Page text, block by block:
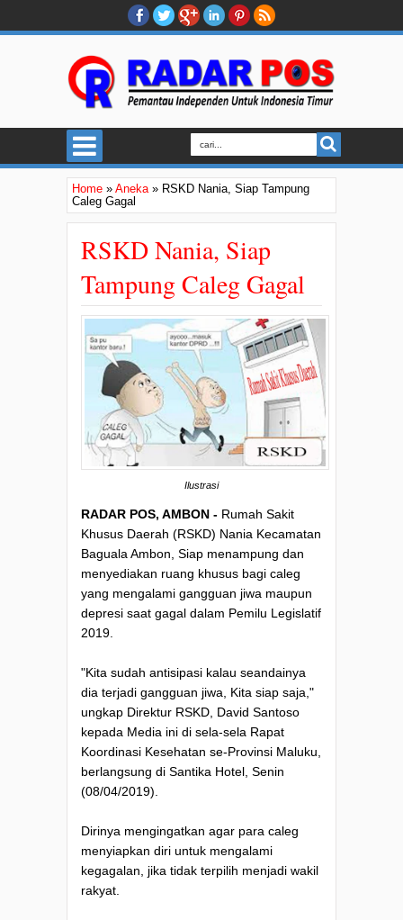
Home » Aneka» RSKD Nania, Siap Tampung
Caleg Gagal
RSKD Nania, Siap
Tampung Caleg Gagal
Ilustrasi
RADAR POS, AMBON - Rumah Sakit
Khusus Daerah (RSKD) Nania Kecamatan
Baguala Ambon, Siap menampung dan
menyediakan ruang khusus bagi caleg
yang mengalami gangguan jiwa maupun
depresi saat gagal dalam Pemilu Legislatif
2019.
"Kita sudah antisipasi kalau seandainya
dia terjadi gangguan jiwa, Kita siap saja,"
ungkap Direktur RSKD, David Santoso
kepada Media ini di sela-sela Rapat
Koordinasi Kesehatan se-Provinsi Maluku,
berlangsung di Santika Hotel, Senin
(08/04/2019).
Dirinya mengingatkan agar para caleg
menyiapkan diri untuk mengalami
kegagalan, jika tidak terpilih menjadi wakil
rakyat.